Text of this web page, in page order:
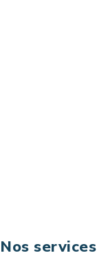
Nos services